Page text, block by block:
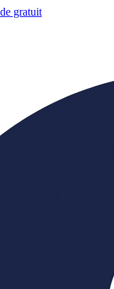
gratuit